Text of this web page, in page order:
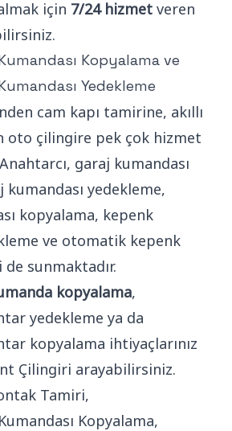
için 7/24 hizmet veren
Kopyalama ve
Yedekleme
cam kapı tamirine, akıllı
oto çilingire pek çok hizmet
garaj kumandası
yedekleme,
kopyalama, kepenk
ve otomatik kepenk
sunmaktadır.
kopyalama,
yedekleme ya da
kopyalama ihtiyaçlarınız
Çilingiri arayabilirsiniz.
Tamiri,
Kopyalama,